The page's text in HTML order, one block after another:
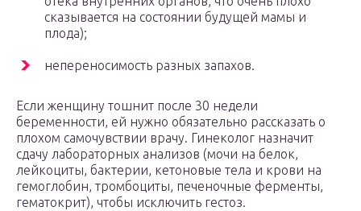
сказывается на состоянии будущей мамы и
плода);
непереносимость разных запахов.
Если женщину тошнит после 30 недели
беременности, ей нужно обязательно рассказать о
плохом самочувствии врачу. Гинеколог назначит
сдачу лабораторных анализов (мочи на белок,
лейкоциты, бактерии, кетоновые тела и крови на
гемоглобин, тромбоциты, печеночные ферменты,
гематокрит), чтобы исключить гестоз.